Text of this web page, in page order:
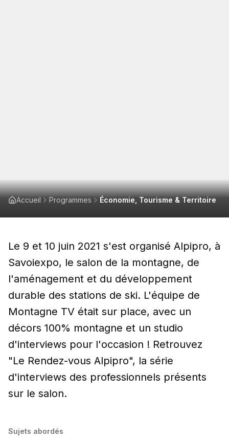
Accueil Programmes Économie, Tourisme & Territoire
Le 9 et 10 juin 2021 s'est organisé Alpipro, à
Savoiexpo, le salon de la montagne, de
l'aménagement et du développement
durable des stations de ski. L'équipe de
Montagne TV était sur place, avec un
décors 100% montagne et un studio
d'interviews pour l'occasion ! Retrouvez
"Le Rendez-vous Alpipro", la série
d'interviews des professionnels présents
sur le salon.
Sujets abordés